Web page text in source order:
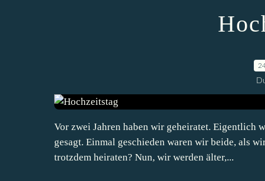
Vor zwei Jahren haben wir geheiratet. Eigentlich
gesagt. Einmal geschieden waren wir beide, als
trotzdem heiraten? Nun, wir werden älter,...